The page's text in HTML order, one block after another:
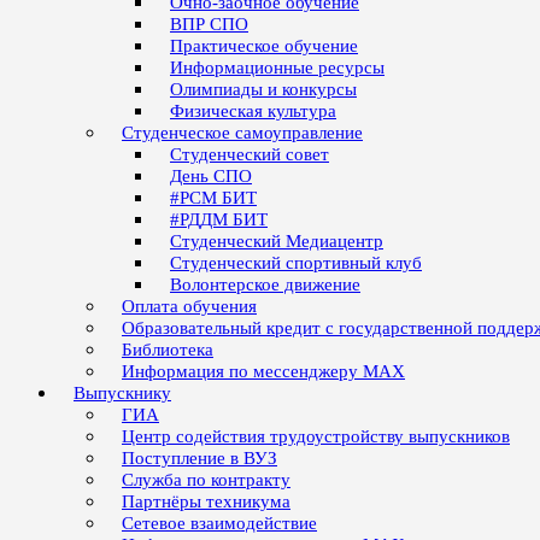
ВПР СПО
Практическое обучение
Информационные ресурсы
Олимпиады и конкурсы
Физическая культура
Студенческое самоуправление
Студенческий совет
День СПО
#РСМ БИТ
#РДДМ БИТ
Студенческий Медиацентр
Студенческий спортивный клуб
Волонтерское движение
Оплата обучения
Образовательный кредит с государственной
Библиотека
Информация по мессенджеру MAX
Выпускнику
ГИА
Центр содействия трудоустройству выпускников
Поступление в ВУЗ
Служба по контракту
Партнёры техникума
Сетевое взаимодействие